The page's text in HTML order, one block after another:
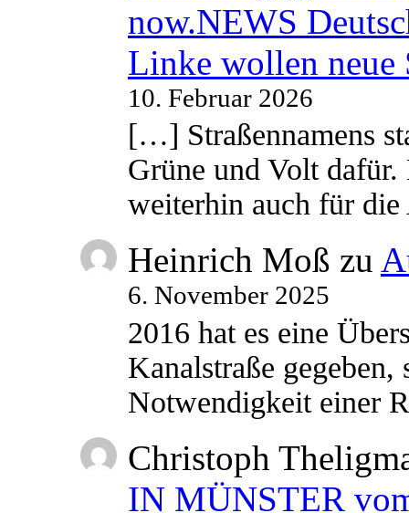
now.NEWS
Linke wollen neue
10. Februar 2026
[…] Straßennamens
Grüne und Volt
weiterhin auch für
Heinrich Moß zu
6. November 2025
2016 hat es eine
Kanalstraße
Notwendigkeit einer
Christoph
IN MÜNSTER